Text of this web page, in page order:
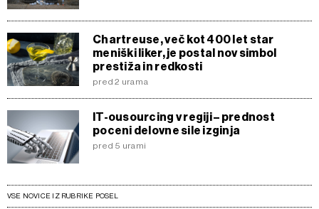
Chartreuse, več kot 400 let star
meniški liker, je postal nov simbol
prestiža in redkosti
pred 2 urama
IT-ousourcing v regiji – prednost
poceni delovne sile izginja
pred 5 urami
VSE NOVICE IZ RUBRIKE POSEL